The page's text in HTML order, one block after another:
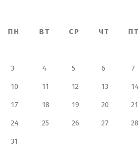
ПН
ВТ СР ЧТ ПТ
3 4 5 6 7
10 11 12 13 14
17 18 19 20 21
24 25 26 27 28
31